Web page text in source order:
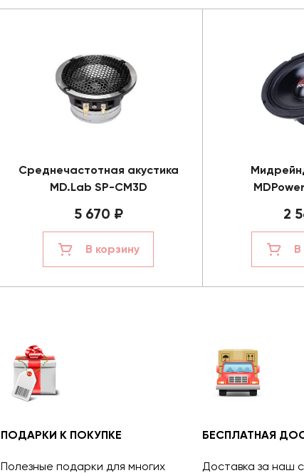
Среднечастотная акустика
MD.Lab SP-CM3D
5 670 ₽
В корзину
2
В
ПОДАРКИ К ПОКУПКЕ
Полезные подарки для многих
БЕСПЛАТНАЯ
Доставка за наш